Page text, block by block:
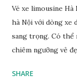
Vé xe limousine
hà Nội với dòng xe
sang trọng. Có thể
chiêm ngưỡng vẻ
độ cao Cổng USB
SHARE